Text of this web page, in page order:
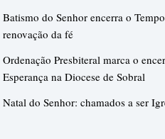
Batismo do Senhor encerra o
renovação da fé
Ordenação Presbiteral marca o
Esperança na Diocese de Sobral
Natal do Senhor: chamados a ser